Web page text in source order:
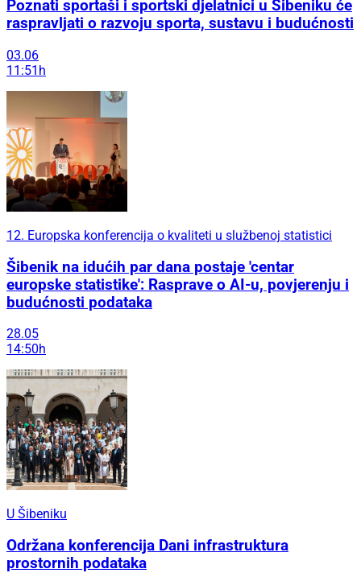
Poznati sportaši i sportski djelatnici u Šibeniku će
raspravljati o razvoju sporta, sustavu i budućnosti
03.06
11:51h
12. Europska konferencija o kvaliteti u službenoj statistici
Šibenik na idućih par dana postaje 'centar
europske statistike': Rasprave o AI-u, povjerenju i
budućnosti podataka
28.05
14:50h
U Šibeniku
Održana konferencija Dani infrastruktura
prostornih podataka